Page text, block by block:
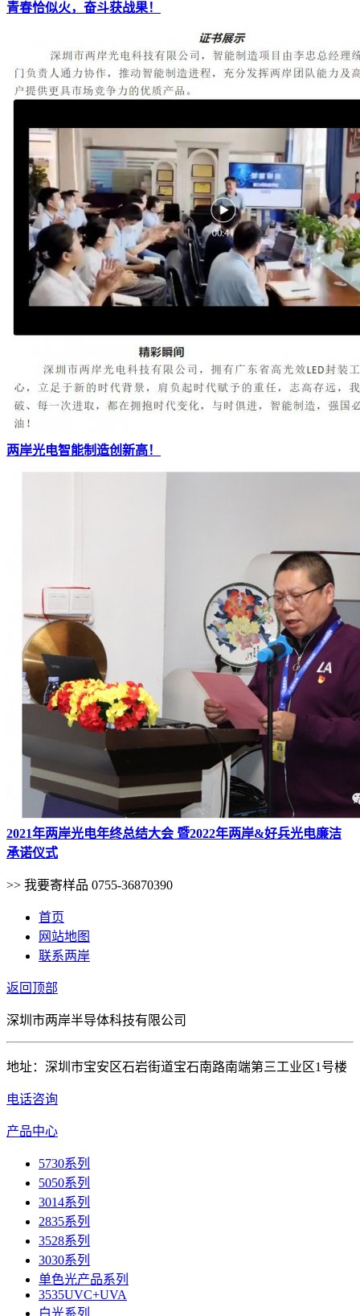
青春恰似火，奋斗获战果！
两岸光电智能制造创新高！
2021年两岸光电年终总结大会 暨2022年两岸&好兵光电廉洁
承诺仪式
>> 我要寄样品 0755-36870390
首页
网站地图
联系两岸
返回顶部
深圳市两岸半导体科技有限公司
地址：深圳市宝安区石岩街道宝石南路南端第三工业区1号楼
电话咨询
产品中心
5730系列
5050系列
3014系列
2835系列
3528系列
3030系列
单色光产品系列
3535UVC+UVA